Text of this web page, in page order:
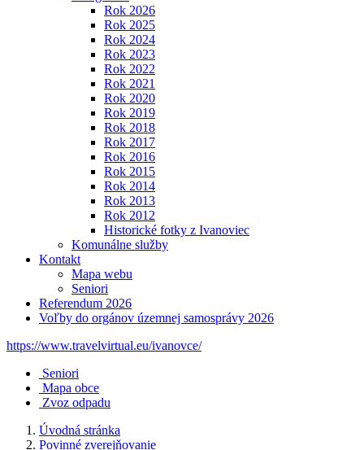
Rok 2026
Rok 2025
Rok 2024
Rok 2023
Rok 2022
Rok 2021
Rok 2020
Rok 2019
Rok 2018
Rok 2017
Rok 2016
Rok 2015
Rok 2014
Rok 2013
Rok 2012
Historické fotky z Ivanoviec
Komunálne služby
Kontakt
Mapa webu
Seniori
Referendum 2026
Voľby do orgánov územnej samosprávy 2026
https://www.travelvirtual.eu/ivanovce/
Seniori
Mapa obce
Zvoz odpadu
Úvodná stránka
Povinné zverejňovanie